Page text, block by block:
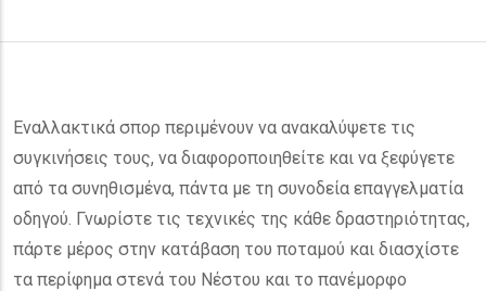
Εναλλακτικά σπορ περιμένουν να ανακαλύψετε τις
συγκινήσεις τους, να διαφοροποιηθείτε και να ξεφύγετε
από τα συνηθισμένα, πάντα με τη συνοδεία επαγγελματία
οδηγού. Γνωρίστε τις τεχνικές της κάθε δραστηριότητας,
πάρτε μέρος στην κατάβαση του ποταμού και διασχίστε
τα περίφημα στενά του Νέστου και το πανέμορφο